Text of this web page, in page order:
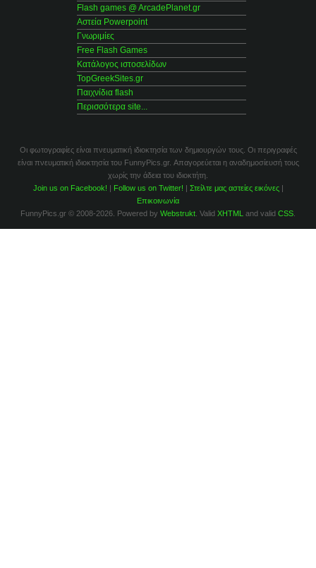
Flash games @ ArcadePlanet.gr
Αστεία Powerpoint
Γνωριμίες
Free Flash Games
Κατάλογος ιστοσελίδων
TopGreekSites.gr
Παιχνίδια flash
Περισσότερα site...
Οι φωτογραφίες είναι πνευματική ιδιοκτησία των δημιουργών τους. Οι περιγραφές
είναι πνευματική ιδιοκτησία του FunnyPics.gr. Απαγορεύεται η αναδημοσίευσή τους
χωρίς την άδεια του ιδιοκτήτη.
Join us on Facebook!
Follow us on Twitter! Στείλτε μας αστείες εικόνες|
Επικοινωνία
FunnyPics.gr © 2008-2026. Powered by Webstrukt . Valid XHTML and valid CSS